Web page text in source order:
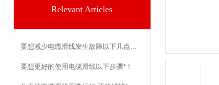
Relevant Articles
要想更好的使用电缆滑线以下步骤*！